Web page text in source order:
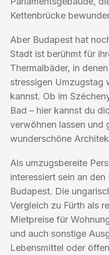
Kettenbrücke
Aber Budapest hat
Stadt ist berühmt für
Thermalbäder, in
stressigen Umzugstag
kannst. Ob im
Bad – hier kannst du
verwöhnen lassen und
wunderschöne
Als umzugsbereite
interessiert sein an
Budapest. Die
Vergleich zu Fürth als
Mietpreise für
und auch sonstige
Lebensmittel oder